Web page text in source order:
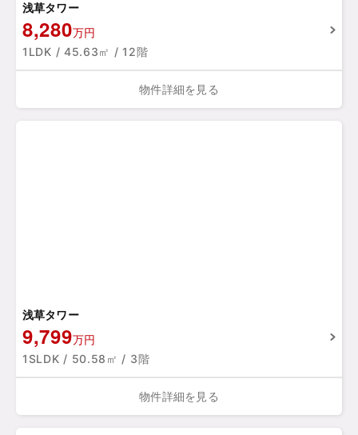
浅草タワー
8,280万円
1LDK / 45.63㎡ / 12階
物件詳細を見る
浅草タワー
9,799万円
1SLDK / 50.58㎡ / 3階
物件詳細を見る